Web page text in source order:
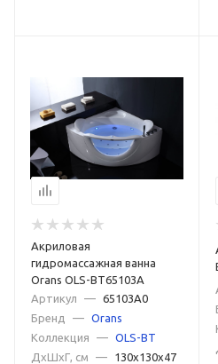
Акриловая
гидромассажная ванна
Orans OLS-BT65103A
Артикул
— 65103A0
Бренд
— Orans
Коллекция
— OLS-BT
ДxШxГ, см
— 130x130x47